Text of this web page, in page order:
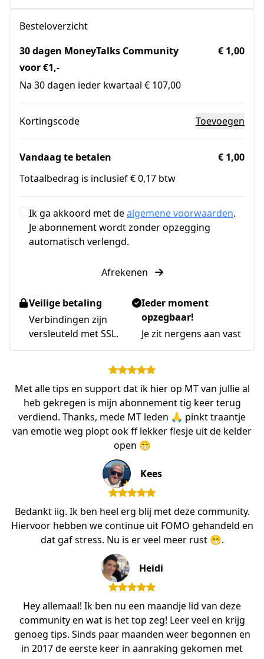
Besteloverzicht
30 dagen MoneyTalks Community
voor €1,-
Na 30 dagen ieder kwartaal € 107,00
€ 1,00
Kortingscode Toevoegen
Vandaag te betalen
€ 1,00
Totaalbedrag is inclusief € 0,17 btw
Ik ga akkoord met dealgemene voorwaarden.
Je abonnement wordt zonder opzegging
automatisch verlengd.
Afrekenen
Veilige betaling
Verbindingen zijn
versleuteld met SSL.
Ieder moment
opzegbaar!
Je zit nergens aan vast
Met alle tips en support dat ik hier op MT van jullie al
heb gekregen is mijn abonnement tig keer terug
verdiend. Thanks, mede MT leden 🙏 pinkt traantje
van emotie weg plopt ook ff lekker flesje uit de kelder
open 😁
Kees
Bedankt iig. Ik ben heel erg blij met deze community.
Hiervoor hebben we continue uit FOMO gehandeld en
dat gaf stress. Nu is er veel meer rust 😁.
Heidi
Hey allemaal! Ik ben nu een maandje lid van deze
community en wat is het top zeg! Leer veel en krijg
genoeg tips. Sinds paar maanden weer begonnen en
in 2017 de eerste keer in aanraking gekomen met